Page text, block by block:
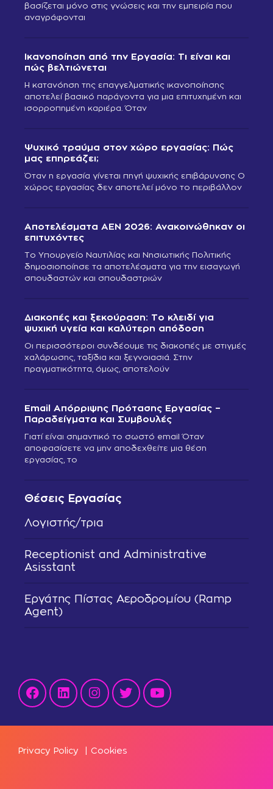
Θέσεις Εργασίας
Λογιστής/τρια
Receptionist and Administrative
Asisstant
Εργάτης Πίστας Αεροδρομίου (Ramp
Agent)
βασίζεται μόνο στις γνώσεις και την εμπειρία που
αναγράφονται
Ικανοποίηση από την Εργασία: Τι είναι και
πώς βελτιώνεται
Η κατανόηση της επαγγελματικής ικανοποίησης
αποτελεί βασικό παράγοντα για μια επιτυχημένη και
ισορροπημένη καριέρα. Όταν
Ψυχικό τραύμα στον χώρο εργασίας: Πώς
μας επηρεάζει;
Όταν η εργασία γίνεται πηγή ψυχικής επιβάρυνσης Ο
χώρος εργασίας δεν αποτελεί μόνο το περιβάλλον
Αποτελέσματα ΑΕΝ 2026: Ανακοινώθηκαν οι
επιτυχόντες
Το Υπουργείο Ναυτιλίας και Νησιωτικής Πολιτικής
δημοσιοποίησε τα αποτελέσματα για την εισαγωγή
σπουδαστών και σπουδαστριών
Διακοπές και ξεκούραση: Το κλειδί για
ψυχική υγεία και καλύτερη απόδοση
Οι περισσότεροι συνδέουμε τις διακοπές με στιγμές
χαλάρωσης, ταξίδια και ξεγνοιασιά. Στην
πραγματικότητα, όμως, αποτελούν
Email Απόρριψης Πρότασης Εργασίας –
Παραδείγματα και Συμβουλές
Γιατί είναι σημαντικό το σωστό email Όταν
αποφασίσετε να μην αποδεχθείτε μια θέση
εργασίας, το
Privacy Policy | Cookies